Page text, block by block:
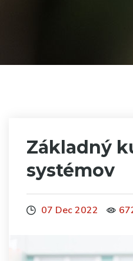
Základný
systémov
07 Dec 2022